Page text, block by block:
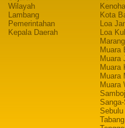
Wilayah
Lambang
Pemerintahan
Kepala Daerah
Kota
Loa
Loa
Muara
Muara
Muara
Muara
Muara
Sebulu
Tabang